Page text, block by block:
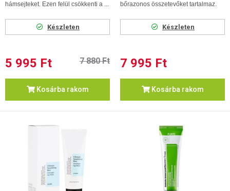
hámsejteket. Ezen felül csökkenti a ...
Készleten
5 995 Ft 7 880 Ft
Kosárba rakom
bőrazonos összetevőket tartalmaz.
Készleten
7 995 Ft
Kosárba rakom